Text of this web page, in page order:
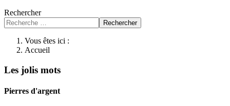
Rechercher
Rechercher
Vous êtes ici :
Accueil
Les jolis mots
Pierres d'argent